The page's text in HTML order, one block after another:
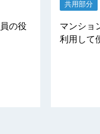
の役
共用部分
マンショ
利用して